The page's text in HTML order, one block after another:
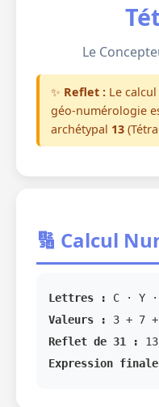
Le
✨ Reflet : Le
géo-numérologie
archétypal 13
🔢 Calcul
Lettres :
C · Y
Valeurs :
3 + 7
Reflet de 31 :
Expression